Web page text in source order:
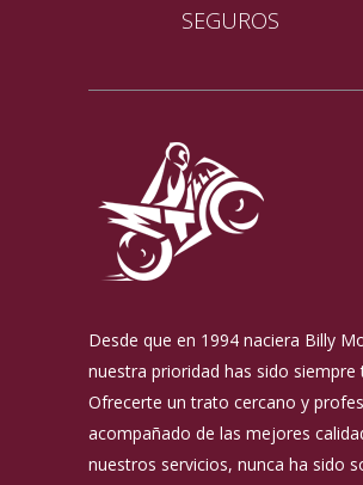
SEGUROS
Desde que en 1994 naciera Billy
nuestra prioridad has sido siempre
Ofrecerte un trato cercano y
acompañado de las mejores
nuestros servicios, nunca ha sido